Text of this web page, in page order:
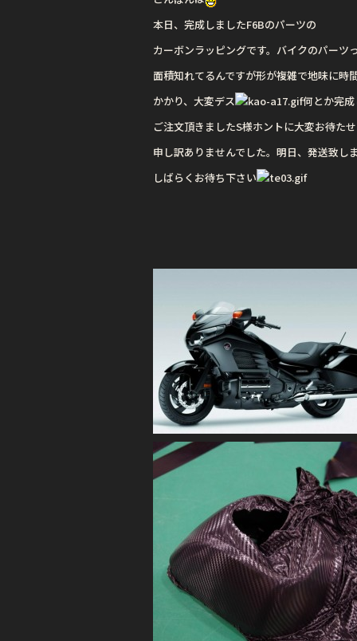
c
e
b
o
o
k
it
te
r
e
本日、完成しましたF6Bのパーツの
カーボンラッピングです。バイクのパーツ
面積知れてるんですが形が複雑で地味に時
かかり、大変デス
何とか完
ご注文頂きましたS様ホントに大変お待た
申し訳ありませんでした。明日、発送致し
しばらくお待ち下さい